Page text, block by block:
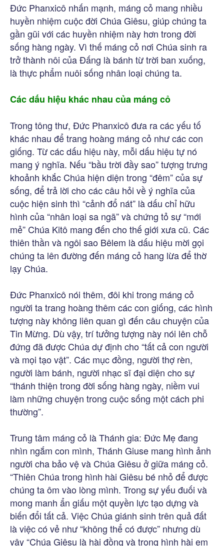
Đức Phanxicô nhấn mạnh, máng cỏ mang nhiều
huyền nhiệm cuộc đời Chúa Giêsu, giúp chúng ta
gần gũi với các huyền nhiệm này hơn trong đời
sống hàng ngày. Vì thế máng cỏ nơi Chúa sinh ra
trở thành nôi của Đấng là bánh từ trời ban xuống,
là thực phẩm nuôi sống nhân loại chúng ta.
Các dấu hiệu khác nhau của máng cỏ
Trong tông thư, Đức Phanxicô đưa ra các yếu tố
khác nhau để trang hoàng máng cỏ như các con
giống. Từ các dấu hiệu này, mỗi dấu hiệu tự nó
mang ý nghĩa. Nếu “bầu trời đầy sao” tượng trưng
khoảnh khắc Chúa hiện diện trong “đêm” của sự
sống, để trả lời cho các câu hỏi về ý nghĩa của
cuộc hiện sinh thì “cảnh đổ nát” là dấu chỉ hữu
hình của “nhân loại sa ngã” và chứng tỏ sự “mới
mẻ” Chúa Kitô mang đến cho thế giới xưa cũ. Các
thiên thần và ngôi sao Bêlem là dấu hiệu mời gọi
chúng ta lên đường đến máng cỏ hang lừa để thờ
lạy Chúa.
Đức Phanxicô nói thêm, đôi khi trong máng cỏ
người ta trang hoàng thêm các con giống, các hình
tượng này không liên quan gì đến câu chuyện của
Tin Mừng. Dù vậy, trí tưởng tượng này nói lên chỗ
đứng đã được Chúa dự định cho “tất cả con người
và mọi tạo vật”. Các mục đồng, người thợ rèn,
người làm bánh, người nhạc sĩ đại diện cho sự
“thánh thiện trong đời sống hàng ngày, niềm vui
làm những chuyện trong cuộc sống một cách phi
thường”.
Trung tâm máng cỏ là Thánh gia: Đức Mẹ đang
nhìn ngắm con mình, Thánh Giuse mang hình ảnh
người cha bảo vệ và Chúa Giêsu ở giữa máng cỏ.
“Thiên Chúa trong hình hài Giêsu bé nhỏ để được
chúng ta ôm vào lòng mình. Trong sự yếu đuối và
mong manh ẩn giấu một quyền lực tạo dựng và
biến đổi tất cả. Việc Chúa giánh sinh trên quả đất
là việc có vẻ như “không thể có được” nhưng dù
vậy “Chúa Giêsu là hài đồng và trong hình hài em